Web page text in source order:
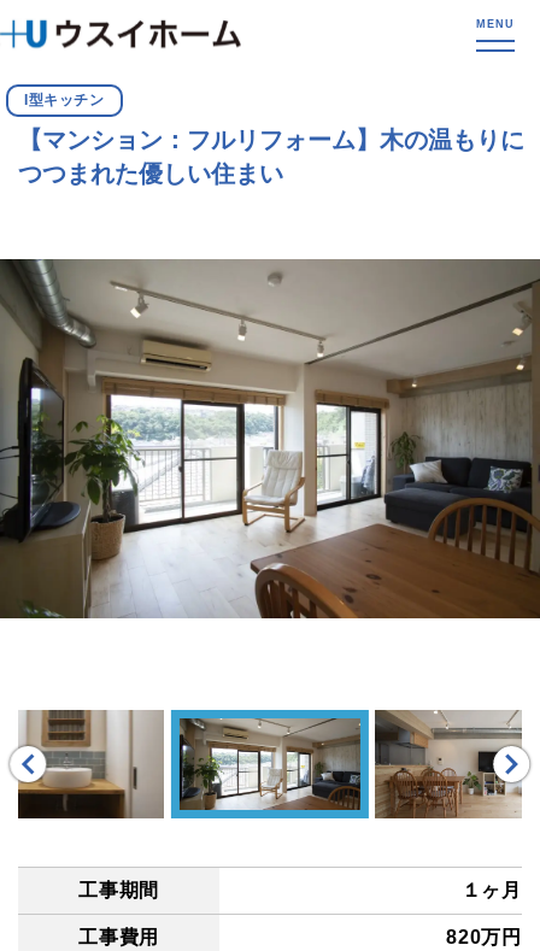
I型キッチン
【マンション：フルリフォーム】木の温もりに
つつまれた優しい住まい
工事期間 １ヶ月
工事費用 820万円